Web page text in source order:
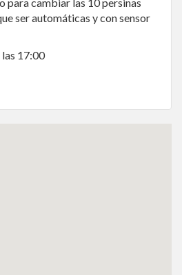
ser automáticas y con sensor
17:00